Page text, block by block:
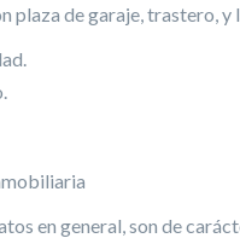
plaza de garaje, trastero, y
en general, son de